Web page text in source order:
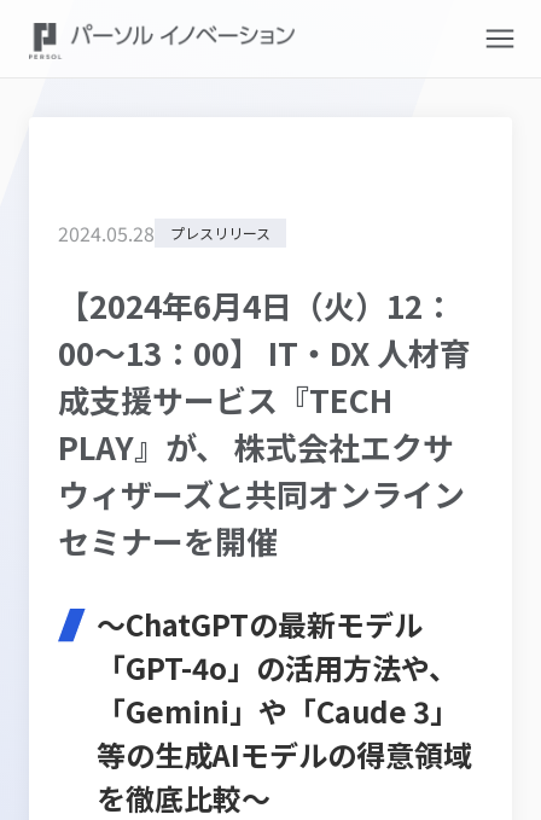
2024.05.28 プレスリリース
【2024年6月4日（火）12：
00～13：00】 IT・DX 人材育
成支援サービス『TECH
PLAY』が、 株式会社エクサ
ウィザーズと共同オンライン
セミナーを開催
～ChatGPTの最新モデル
「GPT-4o」の活用方法や、
「Gemini」や「Caude 3」
等の生成AIモデルの得意領域
を徹底比較～